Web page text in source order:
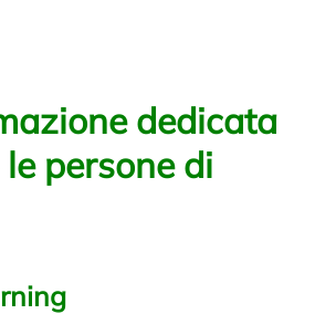
dedicata
persone di